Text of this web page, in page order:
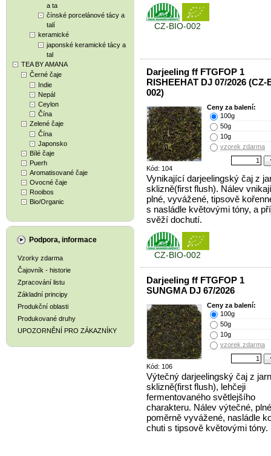
a ta
čínské porcelánové tácy a
talí
keramické
japonské keramické tácy a
tal
TEA BY AMANA
Černé čaje
Indie
Nepál
Ceylon
Čína
Zelené čaje
Čína
Japonsko
Bílé čaje
Puerh
Aromatisované čaje
Ovocné čaje
Rooibos
Bio/Organic
Podpora, informace
Vzorky zdarma
Čajovník - historie
Zpracování listu
Základní principy
Produkční oblasti
Produkované druhy
UPOZORNĚNÍ PRO ZÁKAZNÍKY
CZ-BIO-002
Darjeeling ff FTGFOP 1
RISHEEHAT DJ 07/2026 (CZ-
002)
Kód: 104
Ceny za balení:
100g
50g
10g
vzorek zdarma
Vynikající darjeelingský čaj z
sklizně(first flush). Nálev
plné, vyvážené, tipsově
s nasládle květovými tóny, a
svěží dochutí.
CZ-BIO-002
Darjeeling ff FTGFOP 1
SUNGMA DJ 67/2026
Kód: 106
Ceny za balení:
100g
50g
10g
vzorek zdarma
Výtečný darjeelingský čaj z
sklizně(first flush), lehčeji
fermentovaného světlejšího
charakteru. Nálev výtečné,
poměrně vyvážené, nasládle
chuti s tipsově květovými tóny.